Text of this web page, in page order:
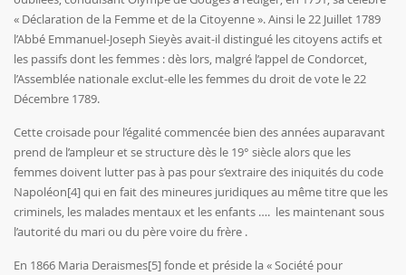
« Déclaration de la Femme et de la Citoyenne ». Ainsi le 22 Juillet 1789
l’Abbé Emmanuel-Joseph Sieyès avait-il distingué les citoyens actifs et
les passifs dont les femmes : dès lors, malgré l’appel de Condorcet,
l’Assemblée nationale exclut-elle les femmes du droit de vote le 22
Décembre 1789.
Cette croisade pour l’égalité commencée bien des années auparavant
prend de l’ampleur et se structure dès le 19° siècle alors que les
femmes doivent lutter pas à pas pour s’extraire des iniquités du code
Napoléon[4]qui en fait des mineures juridiques au même titre que les
criminels, les malades mentaux et les enfants …. les maintenant sous
l’autorité du mari ou du père voire du frère .
En 1866 Maria Deraismes[5]fonde et préside la « Société pour